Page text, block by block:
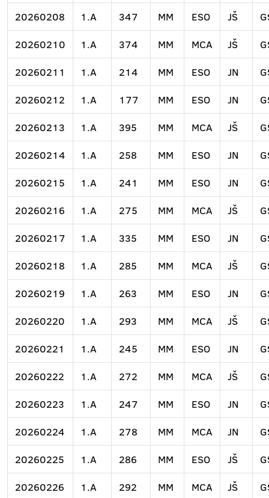
20260208
1.A 347 MM ESO JŠ
20260210
1.A 374 MM MCA JŠ
20260211
1.A 214 MM ESO JN
20260212
1.A 177 MM ESO JN
20260213
1.A 395 MM MCA JŠ
20260214
1.A 258 MM ESO JN
20260215
1.A 241 MM ESO JN
20260216
1.A 275 MM MCA JŠ
20260217
1.A 335 MM ESO JN
20260218
1.A 285 MM MCA JŠ
20260219
1.A 263 MM ESO JN
20260220
1.A 293 MM MCA JŠ
20260221
1.A 245 MM ESO JN
20260222
1.A 272 MM MCA JŠ
20260223
1.A 247 MM ESO JN
20260224
1.A 278 MM MCA JN
20260225
1.A 286 MM ESO JŠ
20260226
1.A 292 MM MCA JŠ